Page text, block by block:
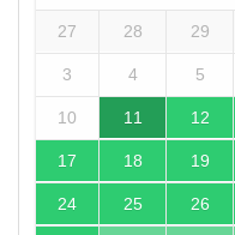
27 28 29
3 4 5
10 11 12
17 18 19
24 25 26